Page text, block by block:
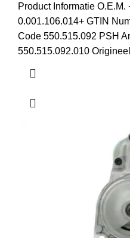
Product Informatie
0.001.106.014+ GTIN
Code 550.515.092 PSH
550.515.092.010